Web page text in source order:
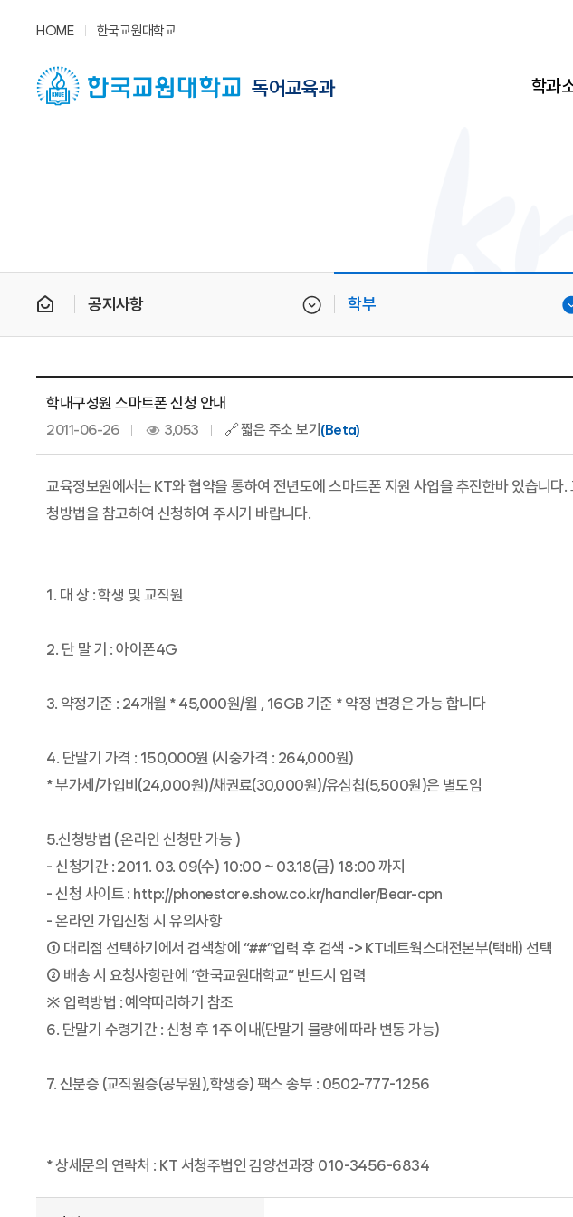
HOME 한국교원대학교
독어교육과 학과
공지사항 학부
학내구성원 스마트폰 신청 안내
2011-06-26 3,053 🔗 짧은 주소 보기 (Beta)
교육정보원에서는 KT와 협약을 통하여 전년도에 스마트폰 지원 사업을 추진한바 있습니
청방법을 참고하여 신청하여 주시기 바랍니다.
1. 대 상 : 학생 및 교직원
2. 단 말 기 : 아이폰4G
3. 약정기준 : 24개월 * 45,000원/월 , 16GB 기준 * 약정 변경은 가능 합니다
4. 단말기 가격 : 150,000원 (시중가격 : 264,000원)
* 부가세/가입비(24,000원)/채권료(30,000원)/유심칩(5,500원)은 별도임
5.신청방법 ( 온라인 신청만 가능 )
- 신청기간 : 2011. 03. 09(수) 10:00 ~ 03.18(금) 18:00 까지
- 신청 사이트 : http://phonestore.show.co.kr/handler/Bear-cpn
- 온라인 가입신청 시 유의사항
① 대리점 선택하기에서 검색창에 “##”입력 후 검색 -> KT네트웍스대전본부(택배) 선택
② 배송 시 요청사항란에 “한국교원대학교” 반드시 입력
※ 입력방법 : 예약따라하기 참조
6. 단말기 수령기간 : 신청 후 1주 이내(단말기 물량에 따라 변동 가능)
7. 신분증 (교직원증(공무원),학생증) 팩스 송부 : 0502-777-1256
* 상세문의 연락처 : KT 서청주법인 김양선과장 010-3456-6834